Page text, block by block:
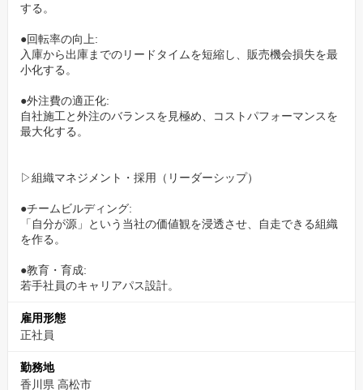
※URLをコピー＆ペーストしてご予約ください。
（「応募する」ボタンからのエントリーも、もちろん大歓迎で
す！）
する。
●回転率の向上:
入庫から出庫までのリードタイムを短縮し、販売機会損失を最
小化する。
●外注費の適正化:
自社施工と外注のバランスを見極め、コストパフォーマンスを
最大化する。
▷組織マネジメント・採用（リーダーシップ）
●チームビルディング:
「自分が源」という当社の価値観を浸透させ、自走できる組織
を作る。
●教育・育成:
若手社員のキャリアパス設計。
雇用形態
正社員
勤務地
香川県 高松市